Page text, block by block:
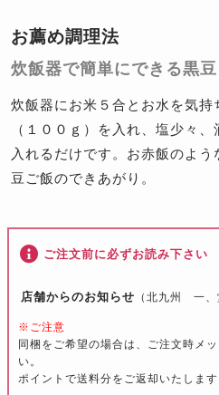
お薦め調理法
炊飯器で簡単にできる黒
炊飯器にお米５合とお水を気
（１００ｇ）を入れ、塩少々
入れるだけです。お赤飯のよ
豆ご飯のできあがり。
ご注文前に必ずお読み下さい
店舗からのお知らせ （北九州 一、
※ご注意
同梱をご希望の場合は、ご注文時メ
い。
ポイントで送料分をご返却いたします